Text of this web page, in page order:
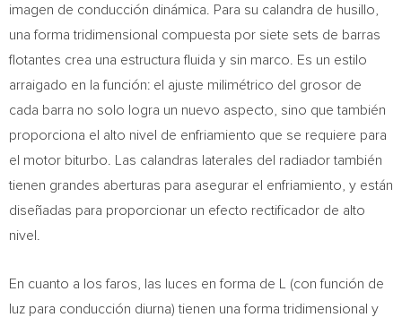
imagen de conducción dinámica. Para su calandra de husillo,
una forma tridimensional compuesta por siete sets de barras
flotantes crea una estructura fluida y sin marco. Es un estilo
arraigado en la función: el ajuste milimétrico del grosor de
cada barra no solo logra un nuevo aspecto, sino que también
proporciona el alto nivel de enfriamiento que se requiere para
el motor biturbo. Las calandras laterales del radiador también
tienen grandes aberturas para asegurar el enfriamiento, y están
diseñadas para proporcionar un efecto rectificador de alto
nivel.
En cuanto a los faros, las luces en forma de L (con función de
luz para conducción diurna) tienen una forma tridimensional y